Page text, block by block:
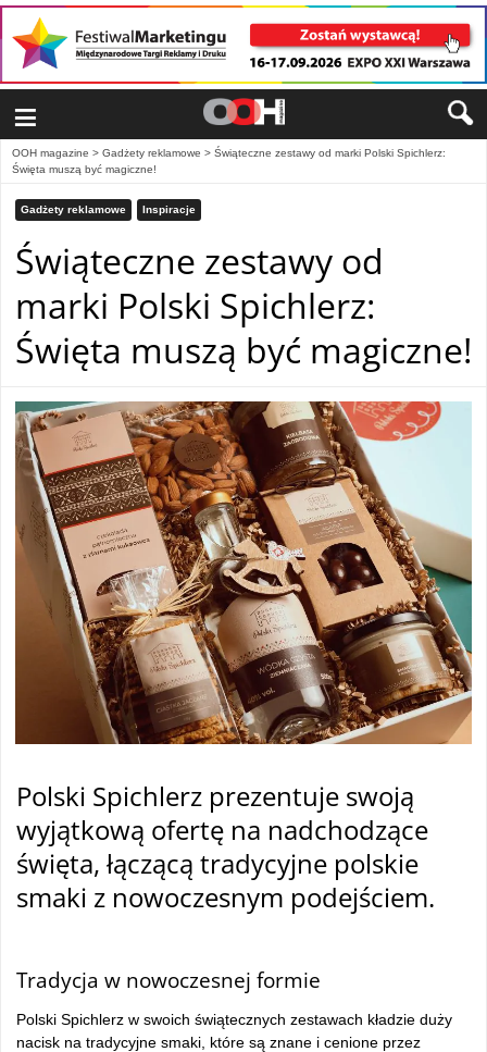
≡
OOH magazine > Gadżety reklamowe > Świąteczne zestawy od marki Polski Spichlerz:
Święta muszą być magiczne!
Gadżety reklamowe Inspiracje
Świąteczne zestawy od
marki Polski Spichlerz:
Święta muszą być magiczne!
Polski Spichlerz prezentuje swoją
wyjątkową ofertę na nadchodzące
święta, łączącą tradycyjne polskie
smaki z nowoczesnym podejściem.
Tradycja w nowoczesnej formie
Polski Spichlerz w swoich świątecznych zestawach kładzie duży
nacisk na tradycyjne smaki, które są znane i cenione przez